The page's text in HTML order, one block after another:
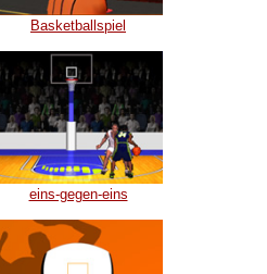
Basketballspiel
eins-gegen-eins